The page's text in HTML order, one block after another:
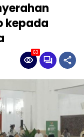
kepada
63